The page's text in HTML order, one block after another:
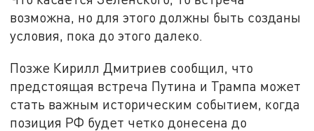
возможна, но для этого должны быть созданы
условия, пока до этого далеко.
Позже Кирилл Дмитриев сообщил, что
предстоящая встреча Путина и Трампа может
стать важным историческим событием, когда
позиция РФ будет четко донесена до